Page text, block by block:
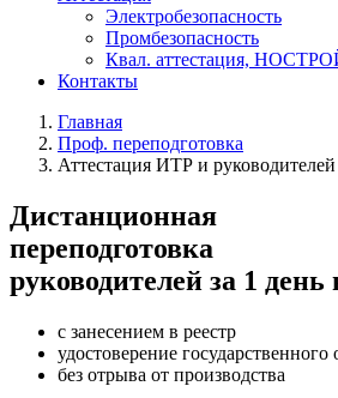
Электробезопасность
Промбезопасность
Квал. аттестация,
Контакты
Главная
Проф. переподготовка
Аттестация ИТР и
Дистанционная
переподготовка
руководителей за 1
с занесением в реестр
удостоверение государственного
без отрыва от производства